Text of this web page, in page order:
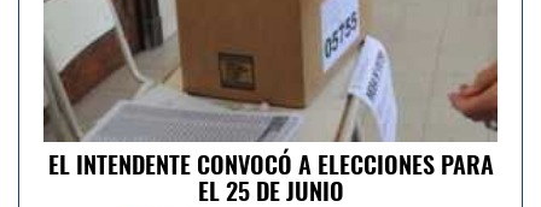
EL INTENDENTE CONVOCÓ A ELECCIONES PARA
EL 25 DE JUNIO